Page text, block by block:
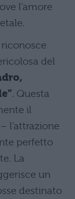
l’amore
del
. Questa
il
l’attrazione
perfetto
La
un
destinato